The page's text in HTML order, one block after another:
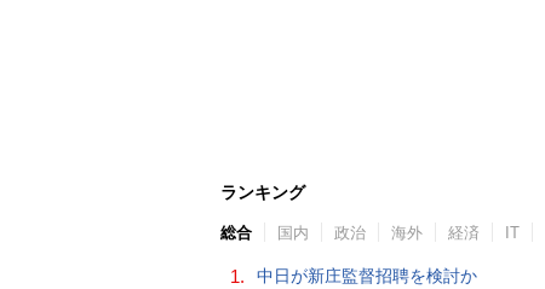
ランキング
総合 国内 政治 海外 経済 IT
1. 中日が新庄監督招聘を検討か